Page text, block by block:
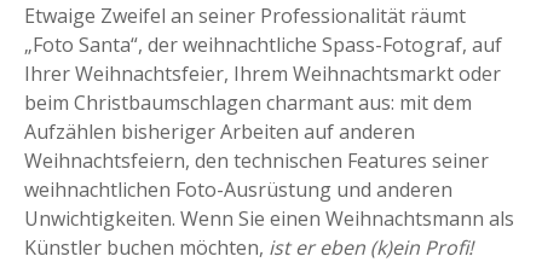
Etwaige Zweifel an seiner Professionalität räumt
„Foto Santa“, der weihnachtliche Spass-Fotograf, auf
Ihrer Weihnachtsfeier, Ihrem Weihnachtsmarkt oder
beim Christbaumschlagen charmant aus: mit dem
Aufzählen bisheriger Arbeiten auf anderen
Weihnachtsfeiern, den technischen Features seiner
weihnachtlichen Foto-Ausrüstung und anderen
Unwichtigkeiten. Wenn Sie einen Weihnachtsmann als
Künstler buchen möchten, ist er eben (k)ein Profi!